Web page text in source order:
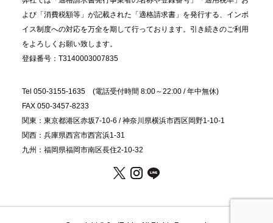
納会ケータリング”が人気。幹事負担を軽減し、社内
コミュニケーションを促進
よび「消費税額等」が記載された「適格請求書」を発行する、インボ
イス制度への対応を万全を期して行っております。引き続きのご利用
をよろしくお願い致します。
登録番号：T3140003007835
Tel 050-3155-1635 (電話受付時間 8:00～22:00 / 年中無休)
FAX 050-3457-8233
関東：東京都港区赤坂7-10-6 / 神奈川県横浜市西区岡野1-10-1
関西：兵庫県西宮市西宮浜1-31
九州：福岡県福岡市南区長住2-10-32